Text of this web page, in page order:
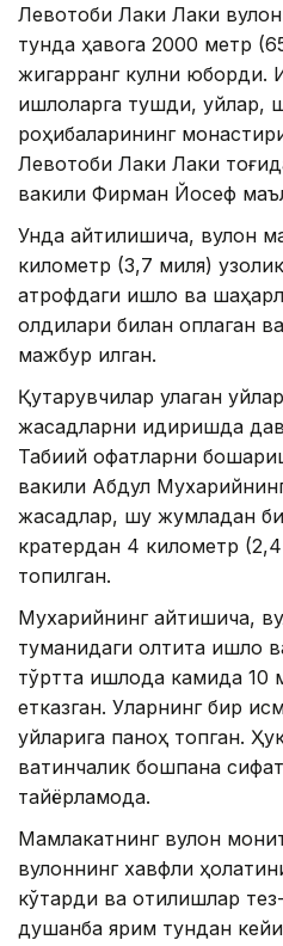
Левотоби Лаки Лаки
тунда ҳавога 2000 метр
жигарранг кулни юборди.
қишлоқларга тушди,
роҳибаларининг
Левотоби Лаки Лаки
вакили Фирман Йосеф
Унда айтилишича, вулқон
километр (3,7 миля)
атрофдаги қишлоқ ва
қолдиқлари билан қоплаган
мажбур қилган.
Қутқарувчилар қулаган
жасадларни қидиришда
Табиий офатларни
вакили Абдул
жасадлар, шу жумладан
кратердан 4 километр
топилган.
Мухарийнинг айтишича,
туманидаги олтита
тўртта қишлоқда камида
етказган. Уларнинг бир
уйларига паноҳ топган.
вақтинчалик бошпана
тайёрламоқда.
Мамлакатнинг вулқон
вулқоннинг хавфли
кўтарди ва отилишлар
душанба ярим тундан